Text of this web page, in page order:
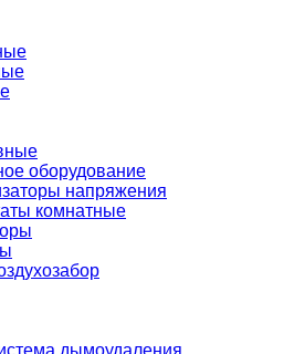
оборудование
напряжения
комнатные
дымоудаления